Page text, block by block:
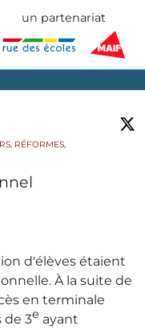
un partenariat
RÉFORMES,
d'élèves étaient
À la suite de
en terminale
de 3e ayant